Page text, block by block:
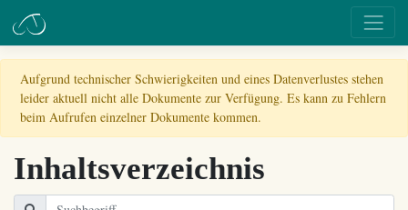
Aufgrund technischer Schwierigkeiten und eines Datenverlustes stehen
leider aktuell nicht alle Dokumente zur Verfügung. Es kann zu Fehlern
beim Aufrufen einzelner Dokumente kommen.
Inhaltsverzeichnis